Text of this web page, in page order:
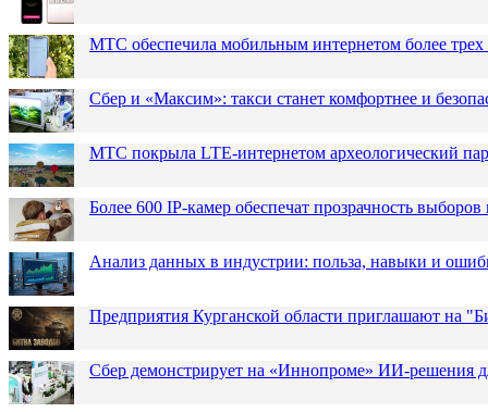
МТС обеспечила мобильным интернетом более трех
Сбер и «Максим»: такси станет комфортнее и
МТС покрыла LTE-интернетом археологический
Более 600 IP-камер обеспечат прозрачность
Анализ данных в индустрии: польза, навыки и
Предприятия Курганской области приглашают на
Сбер демонстрирует на «Иннопроме» ИИ-решения